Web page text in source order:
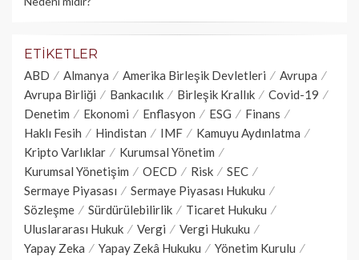
ETIKETLER
ABD Almanya Amerika Birleşik Devletleri
Avrupa
Avrupa Birliği
Bankacılık Birleşik Krallık
Covid-19
Denetim
Ekonomi Enflasyon ESG
Finans
Haklı Fesih
Hindistan IMF
Kamuyu Aydınlatma
Kripto Varlıklar
Kurumsal Yönetim
Kurumsal Yönetişim
OECD Risk
SEC
Sermaye Piyasası
Sermaye Piyasası Hukuku
Sözleşme
Sürdürülebilirlik
Ticaret Hukuku
Uluslararası Hukuk
Vergi
Vergi Hukuku
Yapay Zeka
Yapay Zekâ Hukuku Yönetim Kurulu